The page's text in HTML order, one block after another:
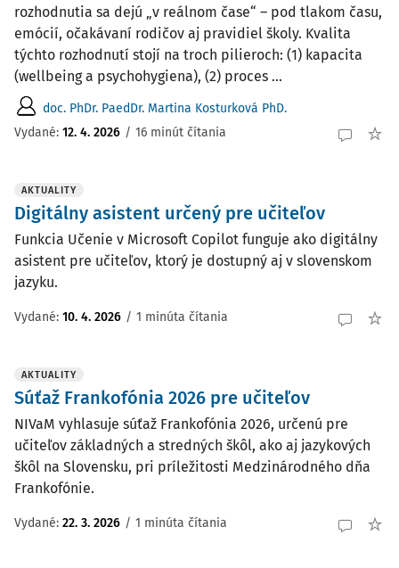
rozhodnutia sa dejú „v reálnom čase“ – pod tlakom času,
emócií, očakávaní rodičov aj pravidiel školy. Kvalita
týchto rozhodnutí stojí na troch pilieroch: (1) kapacita
(wellbeing a psychohygiena), (2) proces ...
doc. PhDr. PaedDr. Martina Kosturková PhD.
Vydané: 12. 4. 2026 / 16 minút čítania
AKTUALITY
Digitálny asistent určený pre učiteľov
Funkcia Učenie v Microsoft Copilot funguje ako digitálny
asistent pre učiteľov, ktorý je dostupný aj v slovenskom
jazyku.
Vydané: 10. 4. 2026 / 1 minúta čítania
AKTUALITY
Súťaž Frankofónia 2026 pre učiteľov
NIVaM vyhlasuje súťaž Frankofónia 2026, určenú pre
učiteľov základných a stredných škôl, ako aj jazykových
škôl na Slovensku, pri príležitosti Medzinárodného dňa
Frankofónie.
Vydané: 22. 3. 2026 / 1 minúta čítania